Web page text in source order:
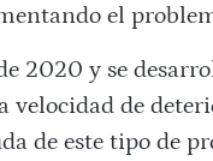
el
2020 y se
velocidad de
de este tipo de